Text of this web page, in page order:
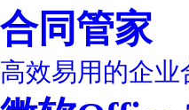
合同管家
高效易用的企